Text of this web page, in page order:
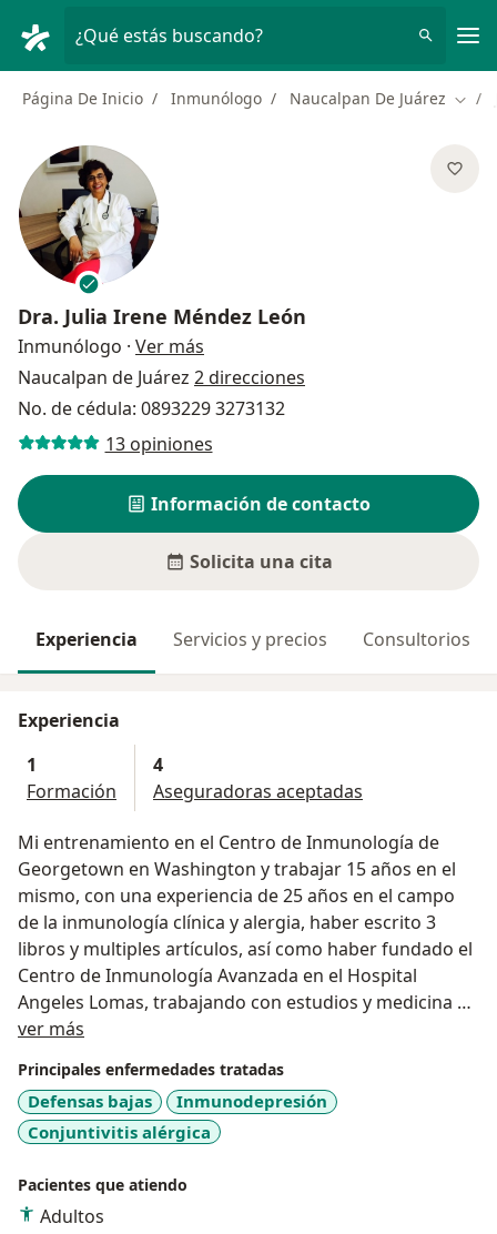
¿Qué estás buscando?
Página De Inicio Inmunólogo Naucalpan De Juárez
Dra. Julia Irene Méndez León
Inmunólogo · Ver más
Naucalpan de Juárez 2 direcciones
No. de cédula: 0893229 3273132
13 opiniones
Información de contacto
Solicita una cita
Experiencia Servicios y precios Consultorios
Experiencia
1
Formación
4
Aseguradoras aceptadas
Mi entrenamiento en el Centro de Inmunología de
Georgetown en Washington y trabajar 15 años en el
mismo, con una experiencia de 25 años en el campo
de la inmunología clínica y alergia, haber escrito 3
libros y multiples artículos, así como haber fundado el
Centro de Inmunología Avanzada en el Hospital
Angeles Lomas, trabajando con estudios y medicina de
vanguardia, me permite resolver casos complejos, lo
problemas medicos inmunológicos resueltos,
recuperando la salud y con buena calidad de vida.
ver más
Principales enfermedades tratadas
Defensas bajas
Inmunodepresión
Conjuntivitis alérgica
Pacientes que atiendo
Adultos